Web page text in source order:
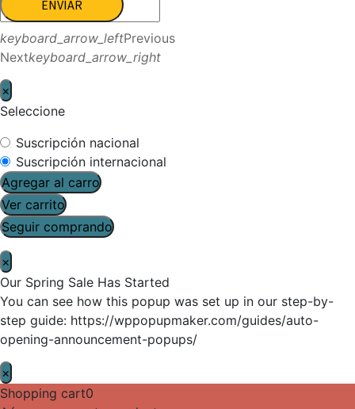
ENVIAR
keyboard_arrow_leftPrevious
Nextkeyboard_arrow_right
×
Seleccione
Suscripción nacional
Suscripción internacional
Agregar al carro
Ver carrito
Seguir comprando
×
Our Spring Sale Has Started
You can see how this popup was set up in our step-by-
step guide: https://wppopupmaker.com/guides/auto-
opening-announcement-popups/
×
Shopping cart0